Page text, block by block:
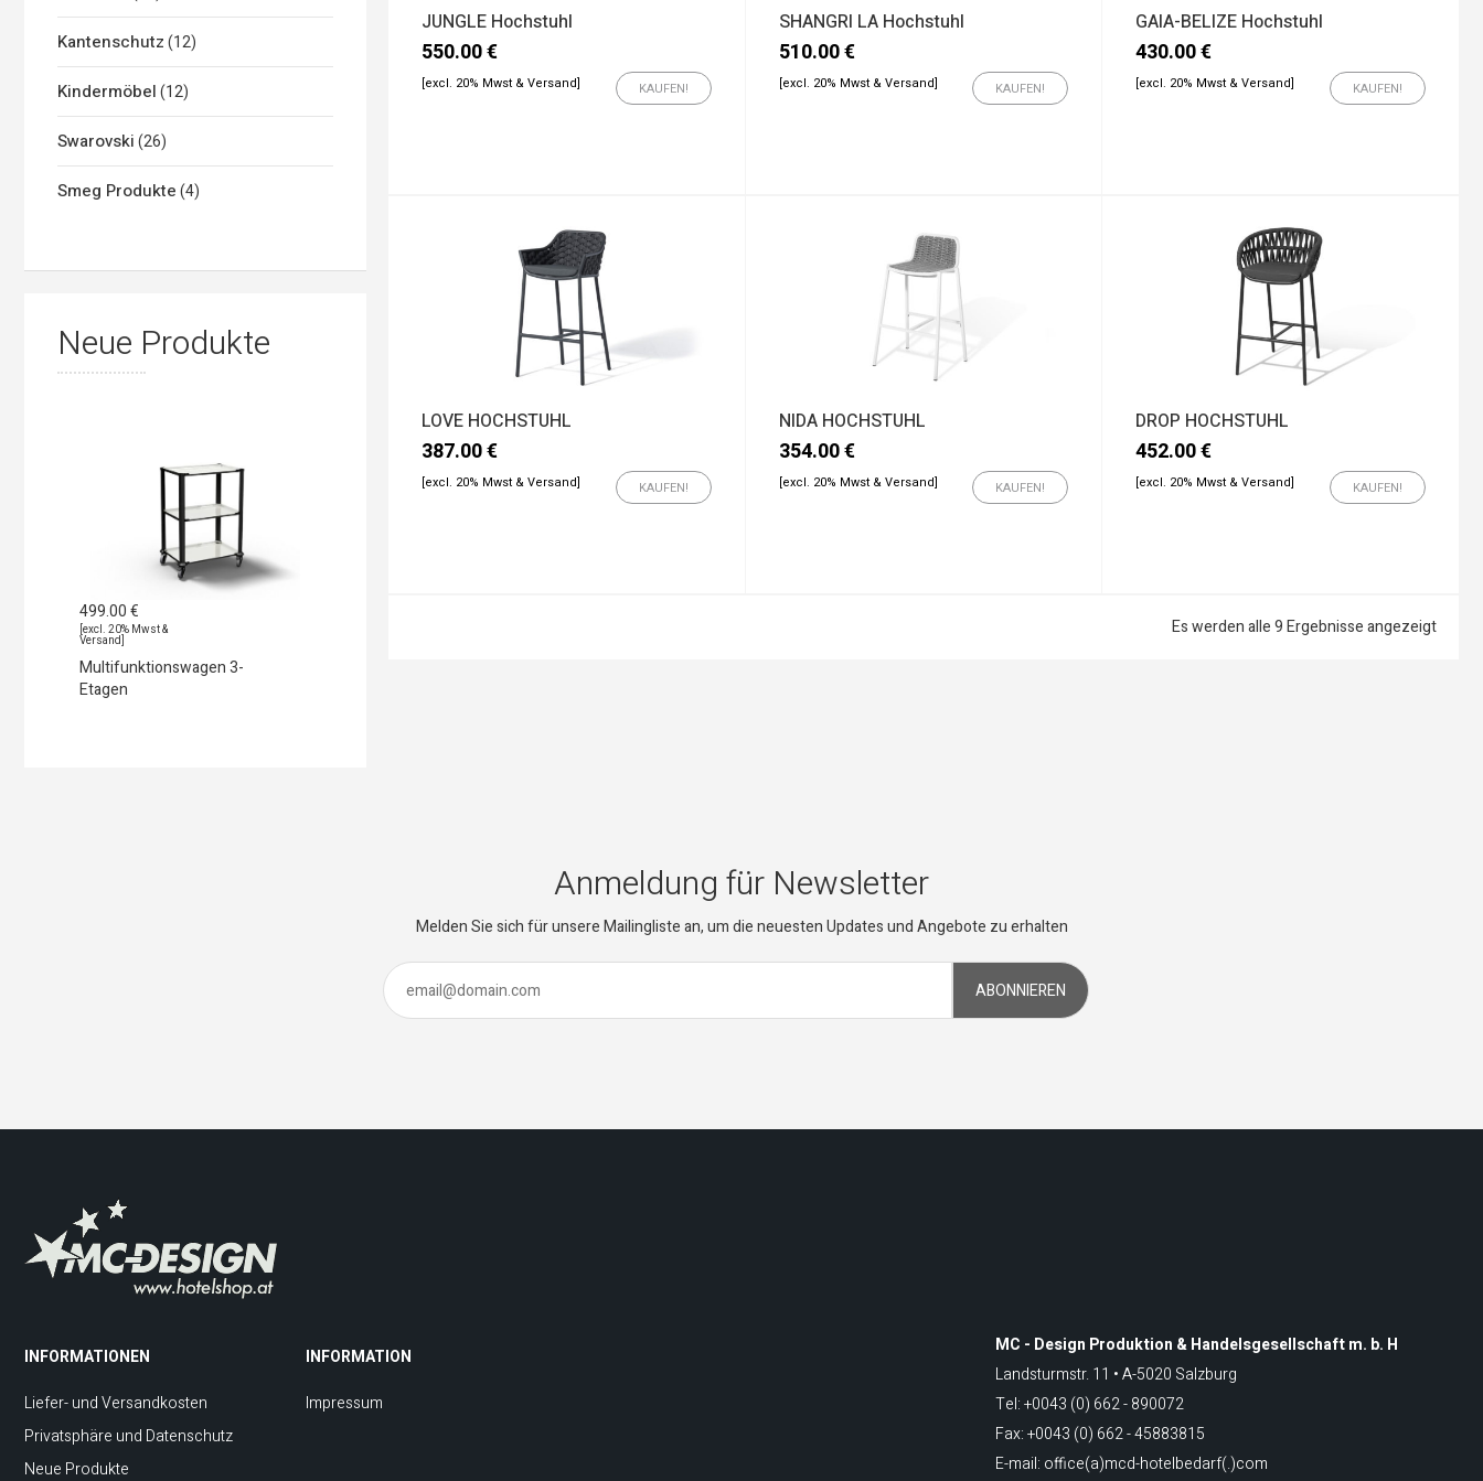
Kantenschutz(12)
Kindermöbel(12)
Swarovski(26)
Smeg Produkte(4)
Neue Produkte
499.00€
[excl. 20% Mwst &
Versand]
Multifunktionswagen 3-
Etagen
JUNGLE Hochstuhl
550.00€
[excl. 20% Mwst & Versand] KAUFEN!
SHANGRI LA Hochstuhl
510.00€
[excl. 20% Mwst & Versand] KAUFEN!
GAIA-BELIZE Hochstuhl
430.00€
[excl. 20% Mwst & Versand] KAUFEN!
LOVE HOCHSTUHL
387.00€
[excl. 20% Mwst & Versand] KAUFEN!
NIDA HOCHSTUHL
354.00€
[excl. 20% Mwst & Versand] KAUFEN!
DROP HOCHSTUHL
452.00€
[excl. 20% Mwst & Versand] KAUFEN!
Es werden alle 9 Ergebnisse angezeigt
Anmeldung für Newsletter
Melden Sie sich für unsere Mailingliste an, um die neuesten Updates und Angebote zu erhalten
INFORMATIONEN
Liefer- und Versandkosten
Privatsphäre und Datenschutz
Neue Produkte
INFORMATION
Impressum
MC - Design Produktion & Handelsgesellschaft m. b. H
Landsturmstr. 11 • A-5020 Salzburg
Tel: +0043 (0) 662 - 890072
Fax: +0043 (0) 662 - 45883815
E-mail: office(a)mcd-hotelbedarf(.)com